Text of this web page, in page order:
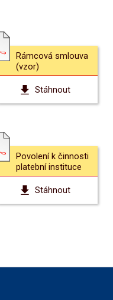
Rámcová smlouva
(vzor)
Stáhnout
Povolení k činnosti
platební instituce
Stáhnout